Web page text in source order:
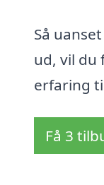
Så
ud, vil du
erfaring
Få 3